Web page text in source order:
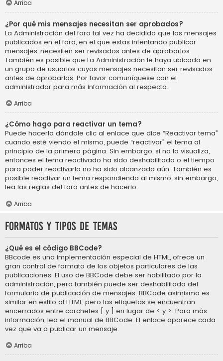
Arriba
¿Por qué mis mensajes necesitan ser aprobados?
La Administración del foro tal vez ha decidido que los mensajes
publicados en el foro, en el que estas intentando publicar
mensajes, necesiten ser revisados antes de aprobarlos.
También es posible que La Administración le haya ubicado en
un grupo de usuarios cuyos mensajes necesitan ser revisados
antes de aprobarlos. Por favor comuníquese con el
administrador para más información al respecto.
Arriba
¿Cómo hago para reactivar un tema?
Puede hacerlo dándole clic al enlace que dice “Reactivar tema”
cuando esté viendo el mismo, puede “reactivar” el tema al
principio de la primera página. Sin embargo, si no lo visualiza,
entonces el tema reactivado ha sido deshabilitado o el tiempo
para poder reactivarlo no ha sido alcanzado aún. También es
posible reactivar un tema respondiendo al mismo, sin embargo,
lea las reglas del foro antes de hacerlo.
Arriba
Formatos y tipos de temas
¿Qué es el código BBCode?
BBcode es una implementación especial de HTML, ofrece un
gran control de formato de los objetos particulares de las
publicaciones. El uso de BBCode debe ser habilitado por la
administración, pero también puede ser deshabilitado del
formulario de publicación de mensajes. BBCode asimismo es
similar en estilo al HTML, pero las etiquetas se encuentran
encerrados entre corchetes [ y ] en lugar de < y >. Para más
información, lea el manual de BBCode. El enlace aparece cada
vez que va a publicar un mensaje.
Arriba